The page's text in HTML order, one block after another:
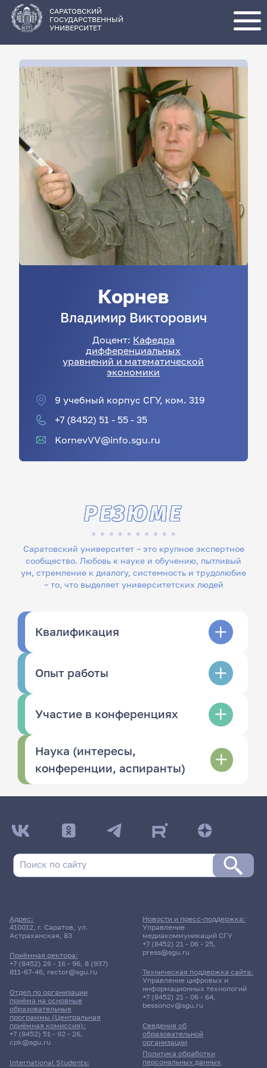
основному
содержанию
САРАТОВСКИЙ
ГОСУДАРСТВЕННЫЙ
УНИВЕРСИТЕТ
Корнев
Владимир Викторович
Доцент: Кафедра
дифференциальных
уравнений и математической
экономики
9 учебный корпус СГУ, ком. 319
+7 (8452) 51 - 55 - 35
KornevVV@info.sgu.ru
Саратовский университет – это крупное экспертное
сообщество. Любовь к науке и обучению, пытливый
ум, стремление к диалогу, системность и трудолюбие
– то, что выделяет университетских людей
РЕЗЮМЕ
Квалификация
Опыт работы
Участие в конференциях
Наука (интересы,
конференции, аспиранты)
Адрес:
410012, г. Саратов, ул.
Астраханская, 83
Приёмная ректора:
+7 (8452) 26 - 16 - 96, 8 (937)
811-67-46, rector@sgu.ru
Отдел по организации
приёма на основные
образовательные
программы (Центральная
приёмная комиссия):
+7 (8452) 51 - 92 - 26,
cpk@sgu.ru
International Students:
Сведения об
образовательной
организации
Политика обработки
персональных данных
Новости и пресс-поддержка:
Управление
медиакоммуникаций СГУ
+7 (8452) 21 - 06 - 25,
press@sgu.ru
Техническая поддержка сайта:
Управление цифровых и
информационных технологий
+7 (8452) 21 - 06 - 64,
bessonov@sgu.ru